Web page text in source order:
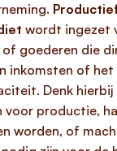
wordt ingezet
goederen die
inkomsten of het
Denk hierbij
productie,
worden, of